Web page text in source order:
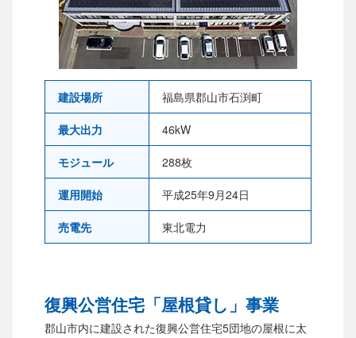
建設場所 福島県郡山市石渕町
最大出力 46kW
モジュール 288枚
運用開始 平成25年9月24日
売電先 東北電力
復興公営住宅「屋根貸し」事業
郡山市内に建設された復興公営住宅5団地の屋根に太